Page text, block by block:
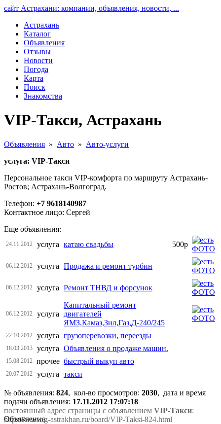
сайт Астрахани: компании, объявления, новости, ...
Астрахань
Каталог
Объявления
Отзывы
Новости
Погода
Карта
Поиск
Знакомства
VIP-Такси, Астрахань
Объявления » Авто » Авто-услуги
услуга: VIP-Такси
Персональное такси VIP-комфорта по маршруту Астрахань-
Ростов; Астрахань-Волгоград.
Телефон: +7 9618140987
Контактное лицо: Сергей
Еще объявления:
24.11.2012 услуга катаю свадьбы 500р
06.12.2012 услуга Продажа и ремонт турбин
06.12.2012 услуга Ремонт ТНВД и форсунок
06.12.2012 услуга
Капитальный ремонт
двигателей
ЯМЗ,Камаз,Зил,Газ,Д-240/245
22.10.2012 услуга грузоперевозки, переезды
18.03.2013 услуга Объявления о продаже машин.
15.08.2012 прочее быстрый выкуп авто
20.07.2012 услуга такси
№ объявления: 824, кол-во просмотров: 2030, дата и время
подачи объявления: 17.11.2012 17:07:18
постоянный адрес страницы с объявлением VIP-Такси:
https://www.g-astrakhan.ru/board/VIP-Taksi-824.html
Объявления